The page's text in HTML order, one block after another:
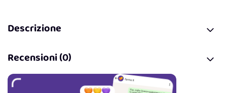
Descrizione
Recensioni (0)